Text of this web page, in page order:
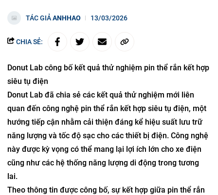
TÁC GIẢANHHAO 13/03/2026
CHIA SẺ:
Donut Lab công bố kết quả thử nghiệm pin thể rắn kết hợp
siêu tụ điện
Donut Lab đã chia sẻ các kết quả thử nghiệm mới liên
quan đến công nghệ pin thể rắn kết hợp siêu tụ điện, một
hướng tiếp cận nhằm cải thiện đáng kể hiệu suất lưu trữ
năng lượng và tốc độ sạc cho các thiết bị điện. Công nghệ
này được kỳ vọng có thể mang lại lợi ích lớn cho xe điện
cũng như các hệ thống năng lượng di động trong tương
lai.
Theo thông tin được công bố, sự kết hợp giữa pin thể rắn